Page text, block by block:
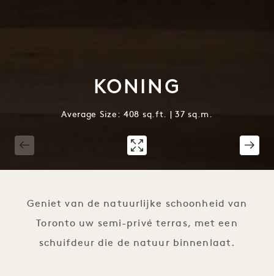
KONING
Average Size: 408 sq.ft. | 37 sq.m.
Geniet van de natuurlijke schoonheid van
Toronto uw semi-privé terras, met een
schuifdeur die de natuur binnenlaat.